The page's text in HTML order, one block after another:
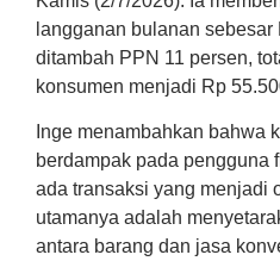
langganan bulanan
ditambah PPN 11 persen,
konsumen menjadi Rp
Inge menambahkan bahwa
berdampak pada pengguna
ada transaksi yang menjadi
utamanya adalah
antara barang dan jasa